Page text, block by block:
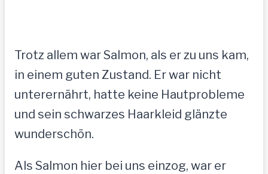
Trotz allem war Salmon, als er zu uns kam,
in einem guten Zustand. Er war nicht
unterernährt, hatte keine Hautprobleme
und sein schwarzes Haarkleid glänzte
wunderschön.
Als Salmon hier bei uns einzog, war er